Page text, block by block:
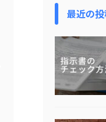
最近の